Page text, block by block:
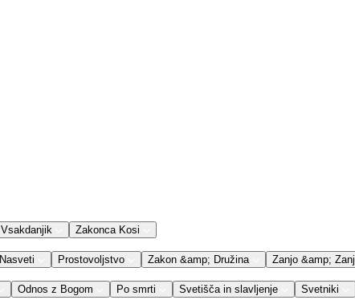
Vsakdanjik Zakonca Kosi
Nasveti Prostovoljstvo Zakon &amp; Družina Zanjo &amp; Zanj
Odnos z Bogom Po smrti Svetišča in slavljenje Svetniki